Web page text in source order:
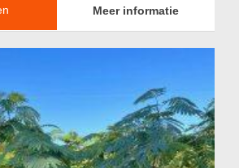
Meer informatie